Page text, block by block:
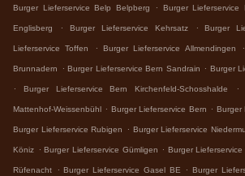
Burger Lieferservice Belp Belpberg . Burger Lieferservice
Englisberg . Burger Lieferservice Kehrsatz . Burger
Lieferservice Toffen . Burger Lieferservice Allmendingen .
Brunnadern . Burger Lieferservice Bern Sandrain . Burger
.
Burger Lieferservice Bern Kirchenfeld-Schosshalde .
Mattenhof-Weissenbühl . Burger Lieferservice Bern . Burger
Burger Lieferservice Rubigen . Burger Lieferservice
Köniz . Burger Lieferservice Gümligen . Burger Lieferservice
Rüfenacht . Burger Lieferservice Gasel BE . Burger